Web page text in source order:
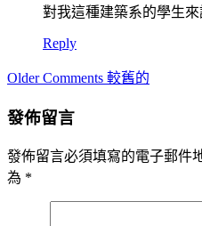
對我這種建築系的學生
Reply
Comment
Older Comments 較舊的
發佈留言
發佈留言必須填寫的電子郵件
為 *